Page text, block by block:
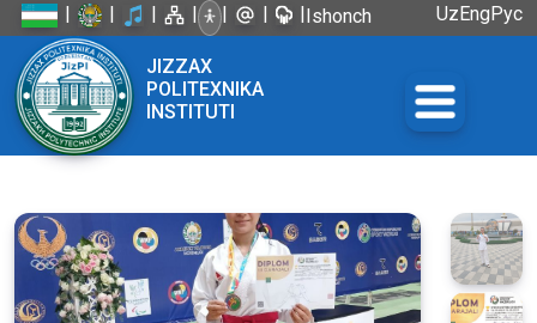
| | | | | | |Ishonch
UzEngРус
JIZZAX
POLITEXNIKA
INSTITUTI